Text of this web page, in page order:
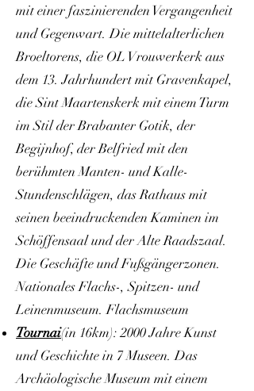
mit einer faszinierenden Vergangenheit
und Gegenwart. Die mittelalterlichen
Broeltorens, die OL Vrouwerkerk aus
dem 13. Jahrhundert mit Gravenkapel,
die Sint Maartenskerk mit einem Turm
im Stil der Brabanter Gotik, der
Begijnhof, der Belfried mit den
berühmten Manten- und Kalle-
Stundenschlägen, das Rathaus mit
seinen beeindruckenden Kaminen im
Schöffensaal und der Alte Raadszaal.
Die Geschäfte und Fußgängerzonen.
Nationales Flachs-, Spitzen- und
Leinenmuseum. Flachsmuseum
Tournai(in 16km): 2000 Jahre Kunst
und Geschichte in 7 Museen. Das
Archäologische Museum mit einem